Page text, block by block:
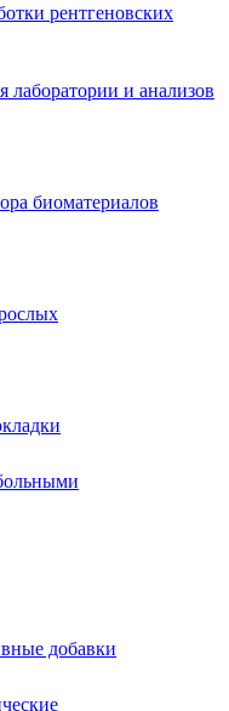
рентгеновских
лаборатории и анализов
биоматериалов
добавки